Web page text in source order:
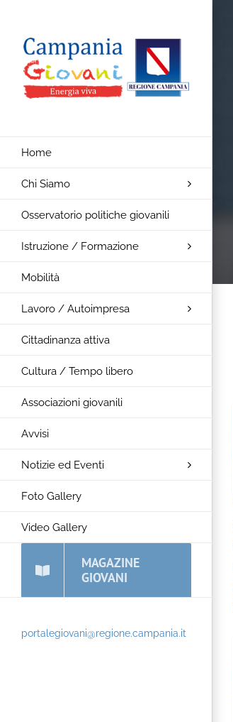
contenuto
Home
Chi Siamo
Osservatorio politiche giovanili
Istruzione / Formazione
Mobilità
Lavoro / Autoimpresa
Cittadinanza attiva
Cultura / Tempo libero
Associazioni giovanili
Avvisi
Notizie ed Eventi
Foto Gallery
Video Gallery
MAGAZINE
GIOVANI
portalegiovani@regione.campania.it